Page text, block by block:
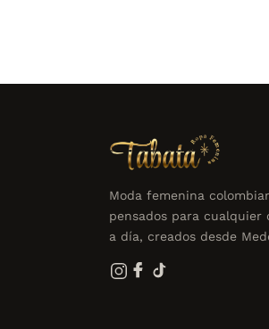
Moda femenina
pensados para cualquier
a día, creados desde